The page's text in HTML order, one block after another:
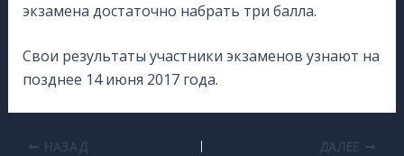
экзамена достаточно набрать три балла.
Свои результаты участники экзаменов узнают на
позднее 14 июня 2017 года.
НАЗАД ДАЛЕЕ